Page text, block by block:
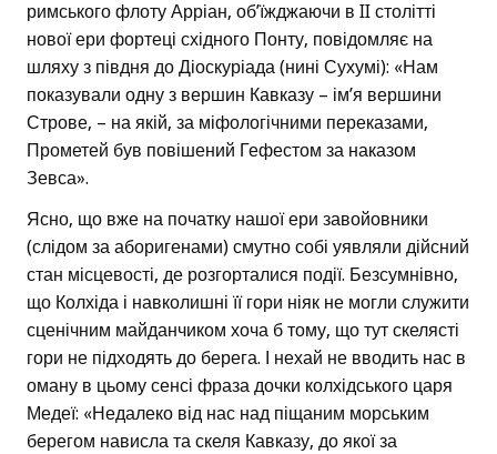
римського флоту Арріан, об’їжджаючи в II столітті
нової ери фортеці східного Понту, повідомляє на
шляху з півдня до Діоскуріада (нині Сухумі): «Нам
показували одну з вершин Кавказу – ім’я вершини
Строве, – на якій, за міфологічними переказами,
Прометей був повішений Гефестом за наказом
Зевса».
Ясно, що вже на початку нашої ери завойовники
(слідом за аборигенами) смутно собі уявляли дійсний
стан місцевості, де розгорталися події. Безсумнівно,
що Колхіда і навколишні її гори ніяк не могли служити
сценічним майданчиком хоча б тому, що тут скелясті
гори не підходять до берега. І нехай не вводить нас в
оману в цьому сенсі фраза дочки колхідського царя
Медеї: «Недалеко від нас над піщаним морським
берегом нависла та скеля Кавказу, до якої за